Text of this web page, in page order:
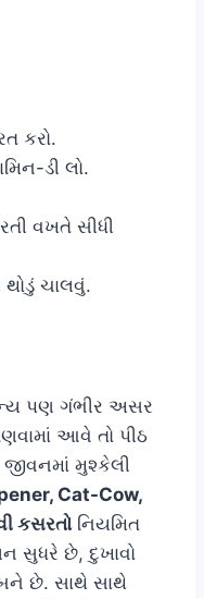
કરો.
ડી લો.
વખતે સીધી
ચાલવું.
પણ ગંભીર અસર
આવે તો પીઠ
મુશ્કેલી
Cat-Cow,
કસરતોનિયમિત
સુધરે છે, દુખાવો
છે. સાથે સાથે